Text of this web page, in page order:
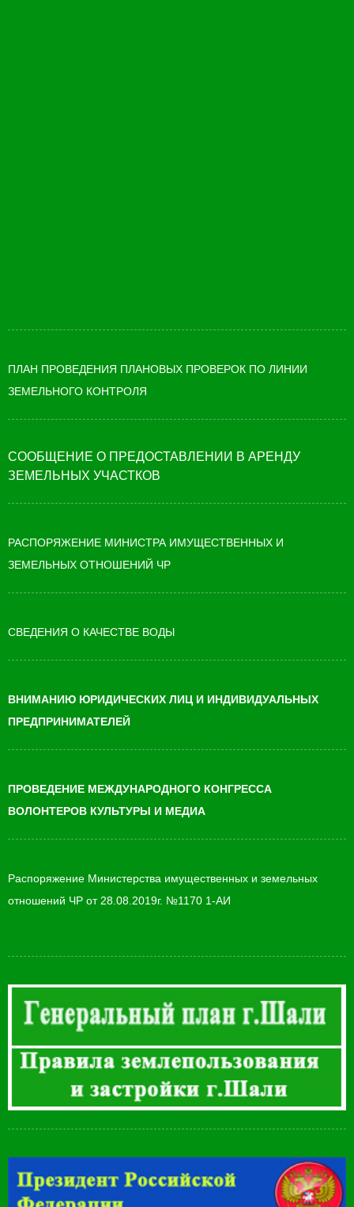
ПЛАН ПРОВЕДЕНИЯ ПЛАНОВЫХ ПРОВЕРОК ПО ЛИНИИ
ЗЕМЕЛЬНОГО КОНТРОЛЯ
СООБЩЕНИЕ О ПРЕДОСТАВЛЕНИИ В АРЕНДУ
ЗЕМЕЛЬНЫХ УЧАСТКОВ
РАСПОРЯЖЕНИЕ МИНИСТРА ИМУЩЕСТВЕННЫХ И
ЗЕМЕЛЬНЫХ ОТНОШЕНИЙ ЧР
СВЕДЕНИЯ О КАЧЕСТВЕ ВОДЫ
ВНИМАНИЮ ЮРИДИЧЕСКИХ ЛИЦ И ИНДИВИДУАЛЬНЫХ
ПРЕДПРИНИМАТЕЛЕЙ
ПРОВЕДЕНИЕ МЕЖДУНАРОДНОГО КОНГРЕССА
ВОЛОНТЕРОВ КУЛЬТУРЫ И МЕДИА
Распоряжение Министерства имущественных и земельных
отношений ЧР от 28.08.2019г. №1170 1-АИ